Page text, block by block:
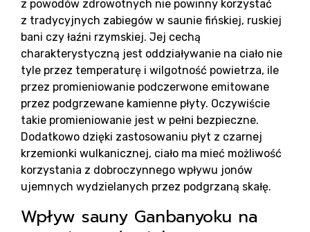
z powodów zdrowotnych nie powinny korzystać
z tradycyjnych zabiegów w saunie fińskiej, ruskiej
bani czy łaźni rzymskiej. Jej cechą
charakterystyczną jest oddziaływanie na ciało nie
tyle przez temperaturę i wilgotność powietrza, ile
przez promieniowanie podczerwone emitowane
przez podgrzewane kamienne płyty. Oczywiście
takie promieniowanie jest w pełni bezpieczne.
Dodatkowo dzięki zastosowaniu płyt z czarnej
krzemionki wulkanicznej, ciało ma mieć możliwość
korzystania z dobroczynnego wpływu jonów
ujemnych wydzielanych przez podgrzaną skałę.
Wpływ sauny Ganbanyoku na